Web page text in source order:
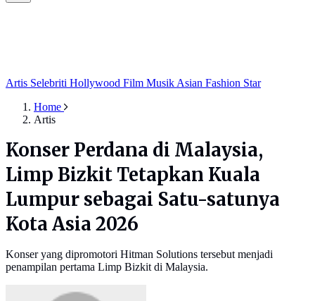
Artis Selebriti Hollywood Film Musik Asian Fashion Star
Home
Artis
Konser Perdana di Malaysia,
Limp Bizkit Tetapkan Kuala
Lumpur sebagai Satu-satunya
Kota Asia 2026
Konser yang dipromotori Hitman Solutions tersebut menjadi
penampilan pertama Limp Bizkit di Malaysia.